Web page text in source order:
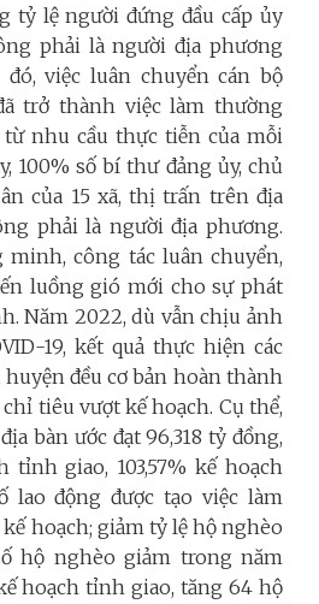
tỷ lệ người đứng đầu cấp ủy
phải là người địa phương
đó, việc luân chuyển cán bộ
trở thành việc làm thường
nhu cầu thực tiễn của mỗi
100% số bí thư đảng ủy, chủ
của 15 xã, thị trấn trên địa
phải là người địa phương.
minh, công tác luân chuyển,
luồng gió mới cho sự phát
Năm 2022, dù vẫn chịu ảnh
19, kết quả thực hiện các
đều cơ bản hoàn thành
tiêu vượt kế hoạch. Cụ thể,
bàn ước đạt 96,318 tỷ đồng,
tỉnh giao, 103,57% kế hoạch
lao động được tạo việc làm
hoạch; giảm tỷ lệ hộ nghèo
hộ nghèo giảm trong năm
hoạch tỉnh giao, tăng 64 hộ